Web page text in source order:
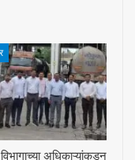
अधिकाऱ्यांकडून